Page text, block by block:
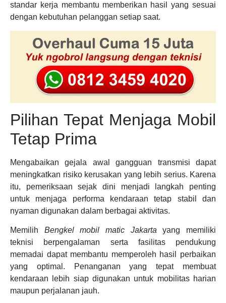
standar kerja membantu memberikan hasil yang sesuai
dengan kebutuhan pelanggan setiap saat.
Pilihan Tepat Menjaga Mobil
Tetap Prima
Mengabaikan gejala awal gangguan transmisi dapat
meningkatkan risiko kerusakan yang lebih serius. Karena
itu, pemeriksaan sejak dini menjadi langkah penting
untuk menjaga performa kendaraan tetap stabil dan
nyaman digunakan dalam berbagai aktivitas.
Memilih Bengkel mobil matic Jakarta yang memiliki
teknisi berpengalaman serta fasilitas pendukung
memadai dapat membantu memperoleh hasil perbaikan
yang optimal. Penanganan yang tepat membuat
kendaraan lebih siap digunakan untuk mobilitas harian
maupun perjalanan jauh.